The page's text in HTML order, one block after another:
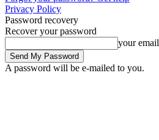
Privacy Policy
Password recovery
Recover your password
your email
A password will be e-mailed to you.